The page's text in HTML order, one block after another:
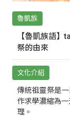
魯凱族
【魯凱族語】
祭的由來
文化介紹
傳統祖靈祭是
作求學濃縮為
理。